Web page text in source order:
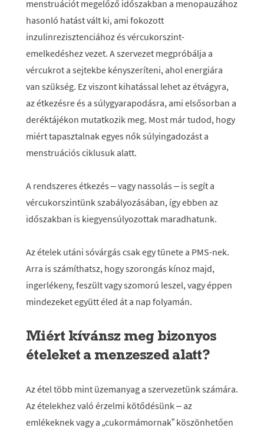
menstruációt megelőző időszakban a menopauzához
hasonló hatást vált ki, ami fokozott
inzulinrezisztenciához és vércukorszint-
emelkedéshez vezet. A szervezet megpróbálja a
vércukrot a sejtekbe kényszeríteni, ahol energiára
van szükség. Ez viszont kihatással lehet az étvágyra,
az étkezésre és a súlygyarapodásra, ami elsősorban a
deréktájékon mutatkozik meg. Most már tudod, hogy
miért tapasztalnak egyes nők súlyingadozást a
menstruációs ciklusuk alatt.
A rendszeres étkezés – vagy nassolás – is segít a
vércukorszintünk szabályozásában, így ebben az
időszakban is kiegyensúlyozottak maradhatunk.
Az ételek utáni sóvárgás csak egy tünete a PMS-nek.
Arra is számíthatsz, hogy szorongás kínoz majd,
ingerlékeny, feszült vagy szomorú leszel, vagy éppen
mindezeket együtt éled át a nap folyamán.
Miért kívánsz meg bizonyos
ételeket a menzeszed alatt?
Az étel több mint üzemanyag a szervezetünk számára.
Az ételekhez való érzelmi kötődésünk – az
emlékeknek vagy a „cukormámornak” köszönhetően